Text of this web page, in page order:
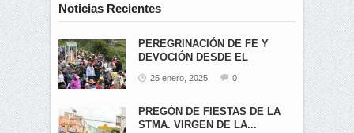
Noticias Recientes
PEREGRINACIÓN DE FE Y
DEVOCIÓN DESDE EL
25 enero, 2025 0
PREGÓN DE FIESTAS DE LA
STMA. VIRGEN DE LA...